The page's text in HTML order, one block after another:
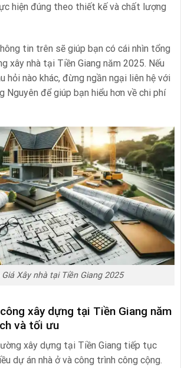
hiện đúng theo thiết kế và chất lượng
tin trên sẽ giúp bạn có cái nhìn tổng
xây nhà tại Tiền Giang năm 2025. Nếu
hỏi nào khác, đừng ngần ngại liên hệ với
Nguyên để giúp bạn hiểu hơn về chi phí
Xây nhà tại Tiền Giang 2025
xây dựng tại Tiền Giang năm
và tối ưu
xây dựng tại Tiền Giang tiếp tục
dự án nhà ở và công trình công cộng.